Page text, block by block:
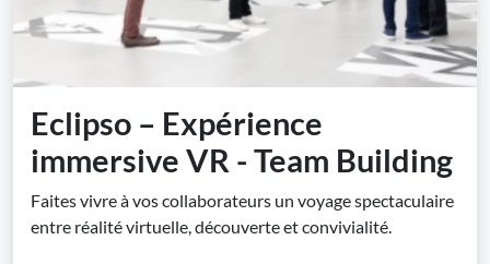
Eclipso – Expérience
immersive VR - Team Building
Faites vivre à vos collaborateurs un voyage spectaculaire
entre réalité virtuelle, découverte et convivialité.